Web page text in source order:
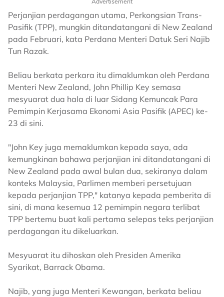
Perjanjian perdagangan utama, Perkongsian Trans-
Pasifik (TPP), mungkin ditandatangani di New Zealand
pada Februari, kata Perdana Menteri Datuk Seri Najib
Tun Razak.
Beliau berkata perkara itu dimaklumkan oleh Perdana
Menteri New Zealand, John Phillip Key semasa
mesyuarat dua hala di luar Sidang Kemuncak Para
Pemimpin Kerjasama Ekonomi Asia Pasifik (APEC) ke-
23 di sini.
"John Key juga memaklumkan kepada saya, ada
kemungkinan bahawa perjanjian ini ditandatangani di
New Zealand pada awal bulan dua, sekiranya dalam
konteks Malaysia, Parlimen memberi persetujuan
kepada perjanjian TPP," katanya kepada pemberita di
sini, di mana kesemua 12 pemimpin negara terlibat
TPP bertemu buat kali pertama selepas teks perjanjian
perdagangan itu dikeluarkan.
Mesyuarat itu dihoskan oleh Presiden Amerika
Syarikat, Barrack Obama.
Najib, yang juga Menteri Kewangan, berkata beliau